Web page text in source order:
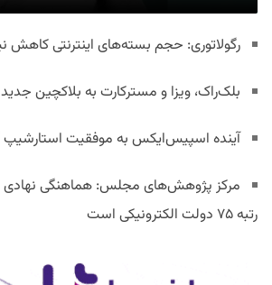
رگولاتوری: حجم بسته‌های اینترنتی کاهش
بلک‌راک، ویزا و مسترکارت به بلاکچین
آینده اسپیس‌ایکس به موفقیت
مرکز پژوهش‌های مجلس: هماهنگی نهادی
رتبه ۷۵ دولت الکترونیکی است